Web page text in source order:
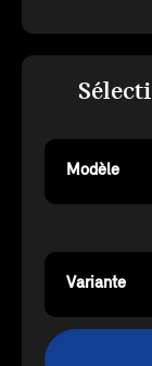
Modèle
Variante